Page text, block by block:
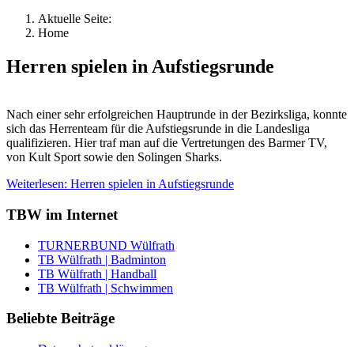
Aktuelle Seite:
Home
Herren spielen in Aufstiegsrunde
Nach einer sehr erfolgreichen Hauptrunde in der Bezirksliga, konnte
sich das Herrenteam für die Aufstiegsrunde in die Landesliga
qualifizieren. Hier traf man auf die Vertretungen des Barmer TV,
von Kult Sport sowie den Solingen Sharks.
Weiterlesen: Herren spielen in Aufstiegsrunde
TBW im Internet
TURNERBUND Wülfrath
TB Wülfrath | Badminton
TB Wülfrath | Handball
TB Wülfrath | Schwimmen
Beliebte Beiträge